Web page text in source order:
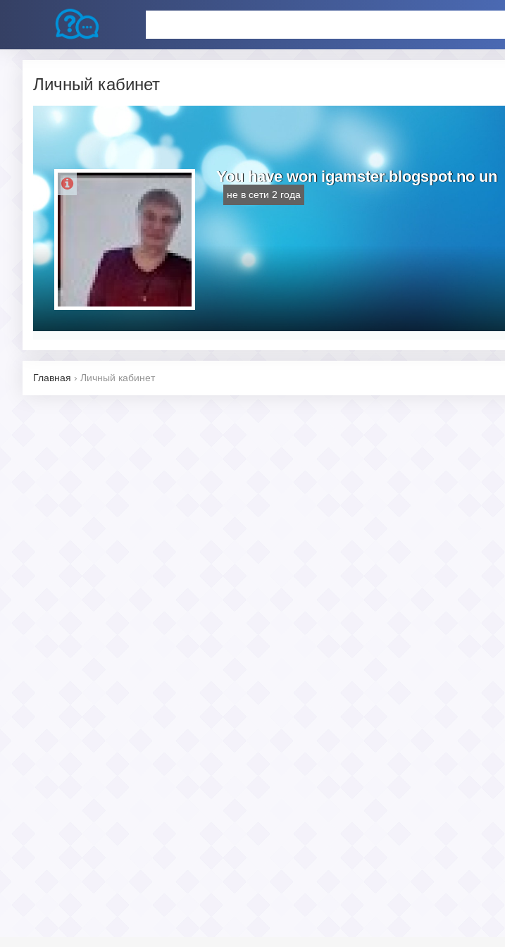
Личный кабинет
You have won igamster.blogspot.no un
не в сети 2 года
Главная › Личный кабинет